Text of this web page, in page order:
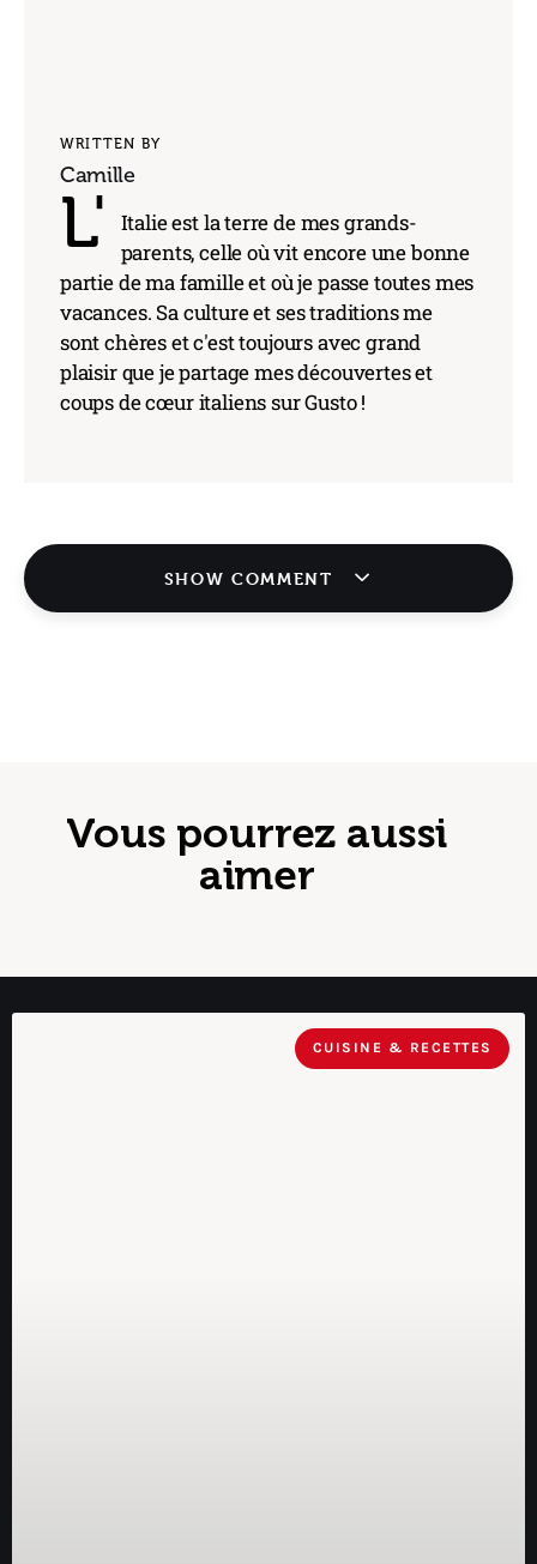
WRITTEN BY
Camille
L'
Italie est la terre de mes grands-
parents, celle où vit encore une bonne
partie de ma famille et où je passe toutes mes
vacances. Sa culture et ses traditions me
sont chères et c'est toujours avec grand
plaisir que je partage mes découvertes et
coups de cœur italiens sur Gusto !
SHOW COMMENT
Vous pourrez aussi
aimer
CUISINE & RECETTES